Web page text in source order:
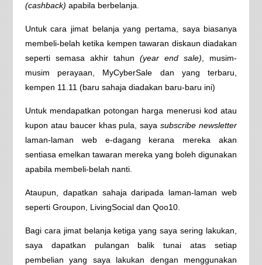
(cashback) apabila berbelanja.
Untuk cara jimat belanja yang pertama, saya biasanya
membeli-belah ketika kempen tawaran diskaun diadakan
seperti semasa akhir tahun(year end sale) , musim-
musim perayaan, MyCyberSale dan yang terbaru,
kempen 11.11 (baru sahaja diadakan baru-baru ini)
Untuk mendapatkan potongan harga menerusi kod atau
kupon atau baucer khas pula, sayasubscribe newsletter
laman-laman web e-dagang kerana mereka akan
sentiasa emelkan tawaran mereka yang boleh digunakan
apabila membeli-belah nanti.
Ataupun, dapatkan sahaja daripada laman-laman web
seperti Groupon, LivingSocial dan Qoo10.
Bagi cara jimat belanja ketiga yang saya sering lakukan,
saya dapatkan pulangan balik tunai atas setiap
pembelian yang saya lakukan dengan menggunakan